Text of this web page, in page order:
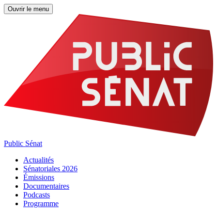
Ouvrir le menu
Public Sénat
Actualités
Sénatoriales 2026
Émissions
Documentaires
Podcasts
Programme